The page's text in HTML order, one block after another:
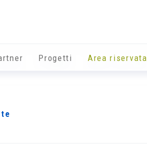
Progetti Area riservata